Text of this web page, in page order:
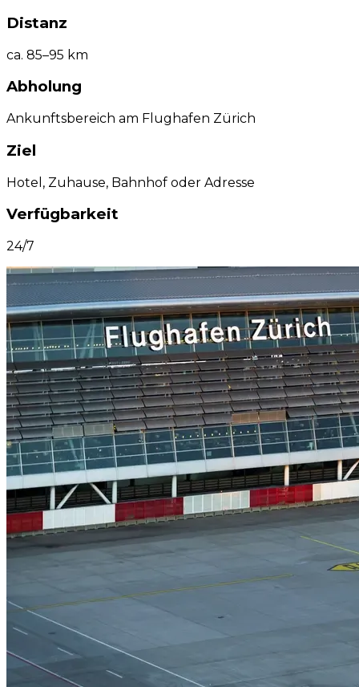
Distanz
ca. 85–95 km
Abholung
Ankunftsbereich am Flughafen Zürich
Ziel
Hotel, Zuhause, Bahnhof oder Adresse
Verfügbarkeit
24/7